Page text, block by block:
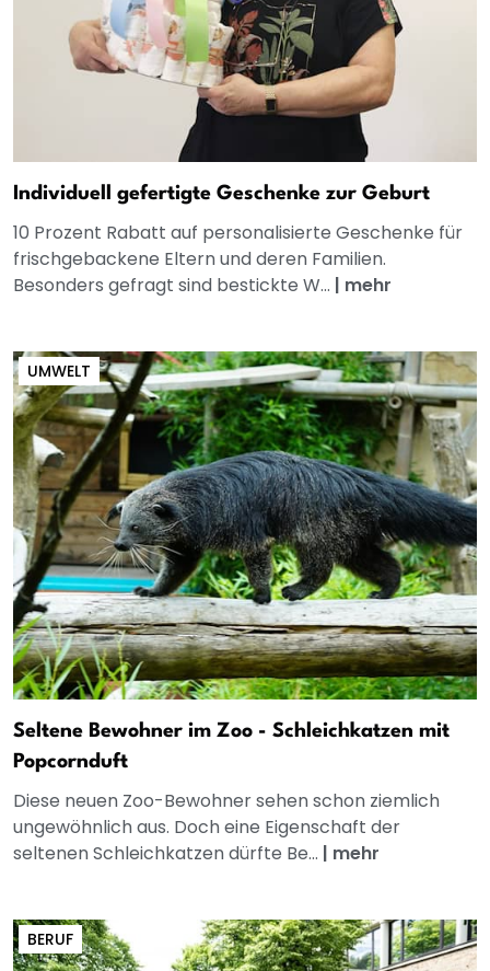
Individuell gefertigte Geschenke zur Geburt
10 Prozent Rabatt auf personalisierte Geschenke für
frischgebackene Eltern und deren Familien.
Besonders gefragt sind bestickte W... | mehr
UMWELT
Seltene Bewohner im Zoo - Schleichkatzen mit
Popcornduft
Diese neuen Zoo-Bewohner sehen schon ziemlich
ungewöhnlich aus. Doch eine Eigenschaft der
seltenen Schleichkatzen dürfte Be... | mehr
BERUF